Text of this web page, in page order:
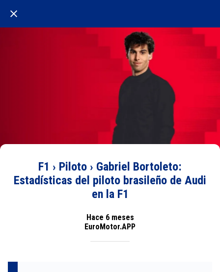
F1 › Piloto › Gabriel Bortoleto:
Estadísticas del piloto brasileño de Audi
en la F1
Hace 6 meses
EuroMotor.APP